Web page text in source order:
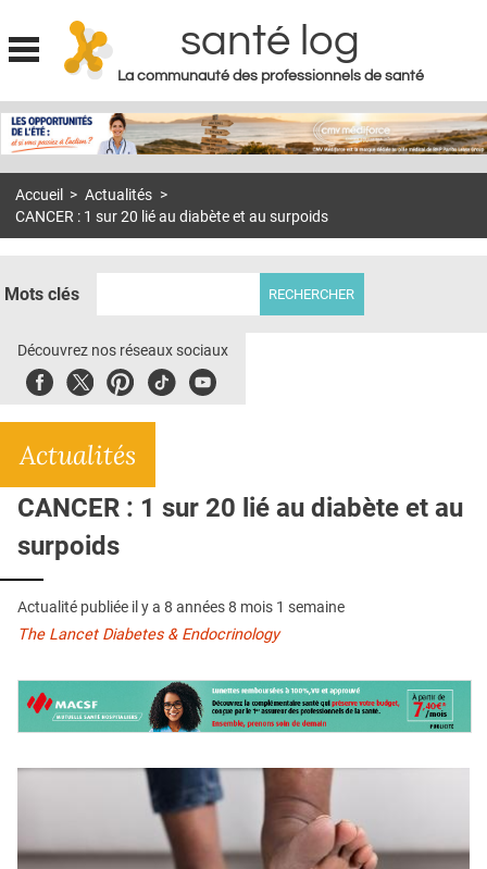
Jump to navigation
santé log
La communauté des professionnels de santé
MON COMPTE
S'ABONNER À LA REVUE SOIN À DOMICILE
DOSSIERS
E-REVUE SAD
L'APP
QUI SOMMES-NOUS ?
PUBLICITÉ
CONDITIONS GÉNÉRALES
CONTACT
Accueil > Actualités >
CANCER : 1 sur 20 lié au diabète et au surpoids
Mots clés
Découvrez nos réseaux sociaux
FacebookTwitterPinterest
TiktokYoubute
Actualités
CANCER : 1 sur 20 lié au diabète et au
surpoids
Actualité publiée il y a 8 années 8 mois 1 semaine
The Lancet Diabetes & Endocrinology